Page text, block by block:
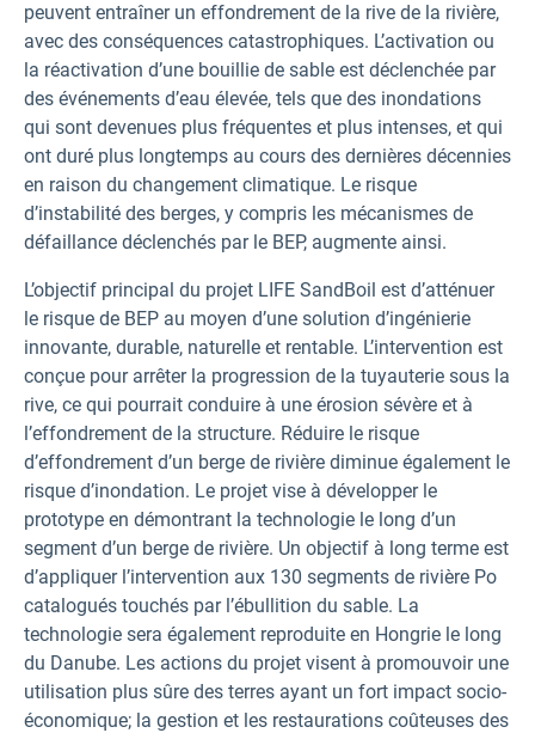
peuvent entraîner un effondrement de la rive de la rivière,
avec des conséquences catastrophiques. L’activation ou
la réactivation d’une bouillie de sable est déclenchée par
des événements d’eau élevée, tels que des inondations
qui sont devenues plus fréquentes et plus intenses, et qui
ont duré plus longtemps au cours des dernières décennies
en raison du changement climatique. Le risque
d’instabilité des berges, y compris les mécanismes de
défaillance déclenchés par le BEP, augmente ainsi.
L’objectif principal du projet LIFE SandBoil est d’atténuer
le risque de BEP au moyen d’une solution d’ingénierie
innovante, durable, naturelle et rentable. L’intervention est
conçue pour arrêter la progression de la tuyauterie sous la
rive, ce qui pourrait conduire à une érosion sévère et à
l’effondrement de la structure. Réduire le risque
d’effondrement d’un berge de rivière diminue également le
risque d’inondation. Le projet vise à développer le
prototype en démontrant la technologie le long d’un
segment d’un berge de rivière. Un objectif à long terme est
d’appliquer l’intervention aux 130 segments de rivière Po
catalogués touchés par l’ébullition du sable. La
technologie sera également reproduite en Hongrie le long
du Danube. Les actions du projet visent à promouvoir une
utilisation plus sûre des terres ayant un fort impact socio-
économique; la gestion et les restaurations coûteuses des